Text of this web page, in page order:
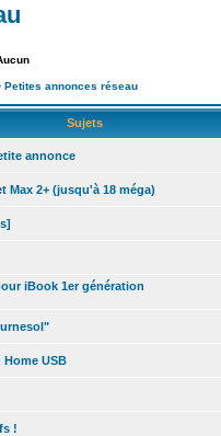
Petites annonces réseau
Sujets
annonce
Max 2+ (jusqu'à 18 méga)
iBook 1er génération
USB
!